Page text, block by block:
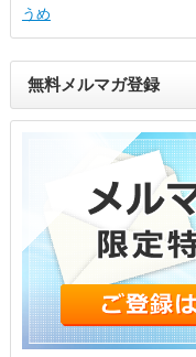
うめ
無料メルマガ登録